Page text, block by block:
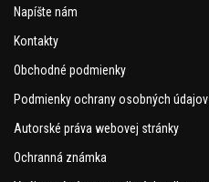
Napíšte nám
Kontakty
Obchodné podmienky
Podmienky ochrany osobných údajov
Autorské práva webovej stránky
Ochranná známka